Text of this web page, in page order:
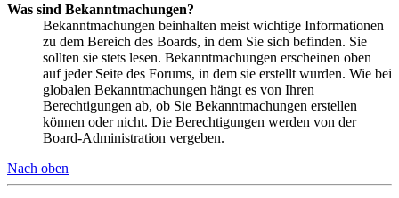
Was sind Bekanntmachungen?
Bekanntmachungen beinhalten meist wichtige Informationen
zu dem Bereich des Boards, in dem Sie sich befinden. Sie
sollten sie stets lesen. Bekanntmachungen erscheinen oben
auf jeder Seite des Forums, in dem sie erstellt wurden. Wie bei
globalen Bekanntmachungen hängt es von Ihren
Berechtigungen ab, ob Sie Bekanntmachungen erstellen
können oder nicht. Die Berechtigungen werden von der
Board-Administration vergeben.
Nach oben